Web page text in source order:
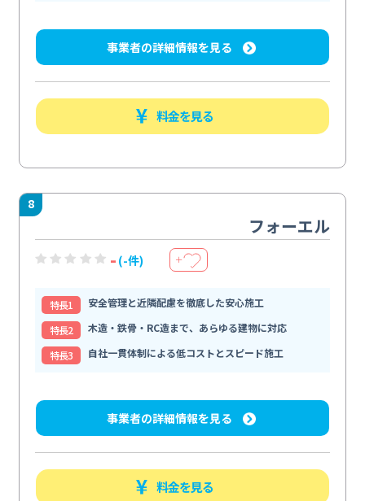
事業者の詳細情報を見る
料金を見る
8
フォーエル
- (-件) ＋
特⻑1
安全管理と近隣配慮を徹底した安心施工
特⻑2
木造・鉄骨・RC造まで、あらゆる建物に対応
特⻑3
自社一貫体制による低コストとスピード施工
事業者の詳細情報を見る
料金を見る